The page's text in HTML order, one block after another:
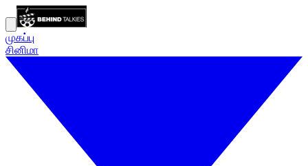
முகப்பு
சினிமா